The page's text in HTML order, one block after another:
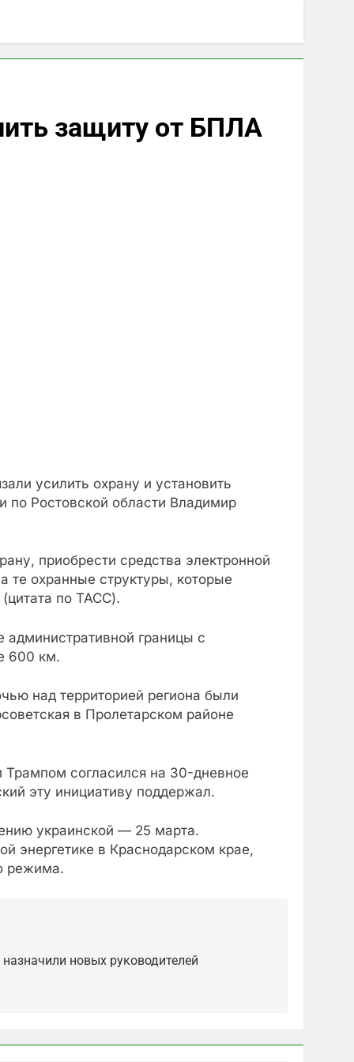
защиту от БПЛА
усилить охрану и установить
по Ростовской области Владимир
приобрести средства электронной
охранные структуры, которые
по ТАСС).
административной границы с
600 км.
над территорией региона были
в Пролетарском районе
Трампом согласился на 30-дневное
эту инициативу поддержал.
украинской — 25 марта.
энергетике в Краснодарском крае,
режима.
новых руководителей